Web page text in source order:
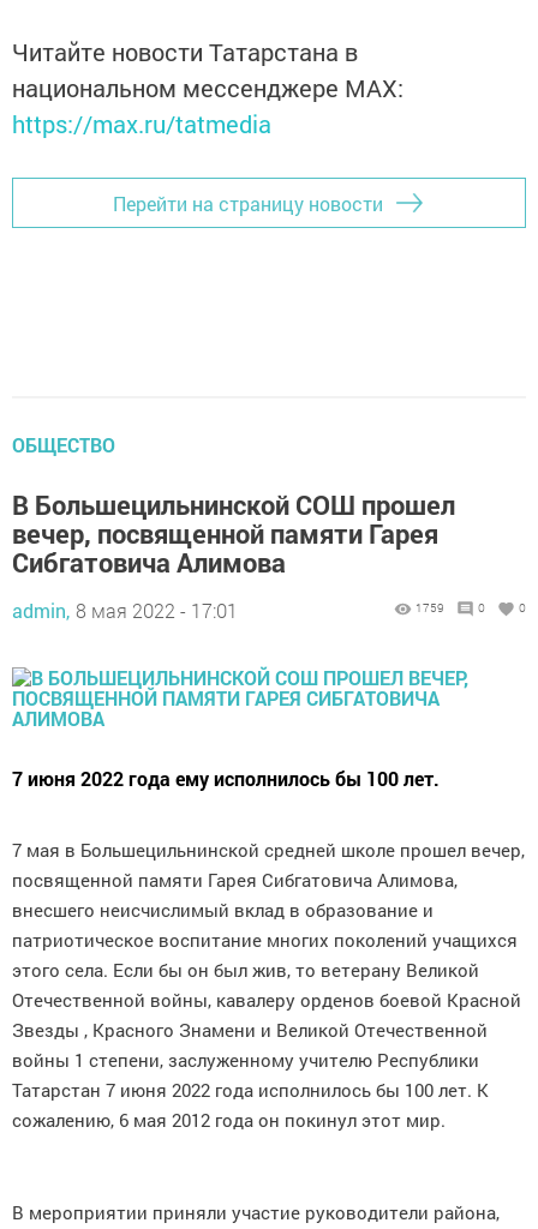
Читайте новости Татарстана в
национальном мессенджере MАХ:
https://max.ru/tatmedia
Перейти на страницу новости
ОБЩЕСТВО
В Большецильнинской СОШ прошел
вечер, посвященной памяти Гарея
Сибгатовича Алимова
admin, 8 мая 2022 - 17:01 1759 0 0
7 июня 2022 года ему исполнилось бы 100 лет.
7 мая в Большецильнинской средней школе прошел вечер,
посвященной памяти Гарея Сибгатовича Алимова,
внесшего неисчислимый вклад в образование и
патриотическое воспитание многих поколений учащихся
этого села. Если бы он был жив, то ветерану Великой
Отечественной войны, кавалеру орденов боевой Красной
Звезды , Красного Знамени и Великой Отечественной
войны 1 степени, заслуженному учителю Республики
Татарстан 7 июня 2022 года исполнилось бы 100 лет. К
сожалению, 6 мая 2012 года он покинул этот мир.
В мероприятии приняли участие руководители района,